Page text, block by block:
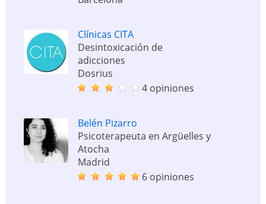
Clínicas CITA
Desintoxicación de
adicciones
Dosrius
4 opiniones
Belén Pizarro
Psicoterapeuta en Argüelles y
Atocha
Madrid
6 opiniones